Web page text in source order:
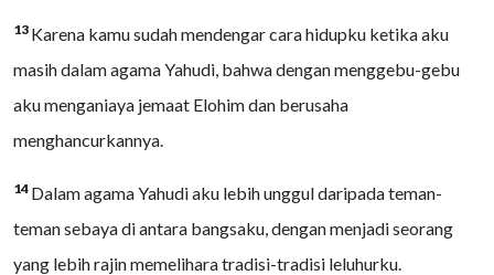
13 Karena kamu sudah mendengar cara hidupku ketika aku
masih dalam agama Yahudi, bahwa dengan menggebu-gebu
aku menganiaya jemaat Elohim dan berusaha
menghancurkannya.
14 Dalam agama Yahudi aku lebih unggul daripada teman-
teman sebaya di antara bangsaku, dengan menjadi seorang
yang lebih rajin memelihara tradisi-tradisi leluhurku.